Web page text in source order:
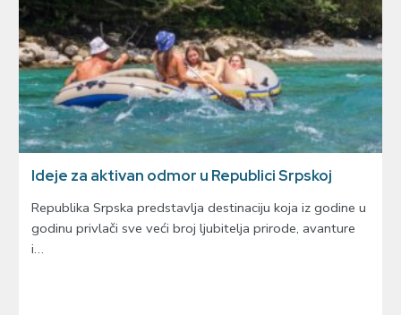
Ideje za aktivan odmor u Republici Srpskoj
Republika Srpska predstavlja destinaciju koja iz godine u
godinu privlači sve veći broj ljubitelja prirode, avanture
i…